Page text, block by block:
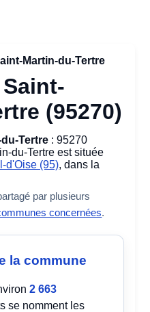
Martin-du-Tertre
(95270)
Tertre : 95270
du-Tertre est située
d'Oise (95), dans la
par plusieurs
concernées.
la commune
2 663
se nomment les